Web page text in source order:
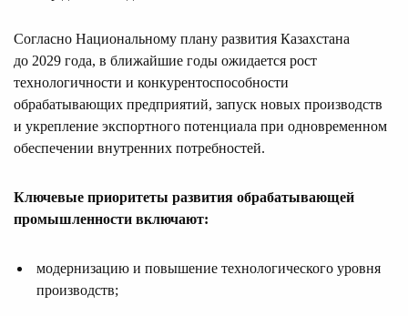
Согласно Национальному плану развития Казахстана
до 2029 года, в ближайшие годы ожидается рост
технологичности и конкурентоспособности
обрабатывающих предприятий, запуск новых производств
и укрепление экспортного потенциала при одновременном
обеспечении внутренних потребностей.
Ключевые приоритеты развития обрабатывающей
промышленности включают:
модернизацию и повышение технологического уровня
производств;